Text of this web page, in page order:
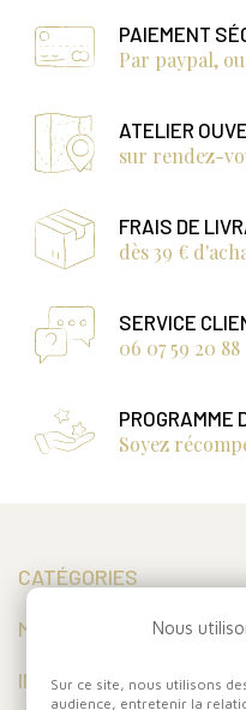
PAIEMENT
Par paypal,
ATELIER
sur rendez-
FRAIS DE
dès 39 €
SERVICE
06 07 59 20 88
PROGRAMME
Soyez
CATÉGORIES
MON COMPTE
INFORMATIONS
Nous
Sur ce site, nous utilisons
audience, entretenir la